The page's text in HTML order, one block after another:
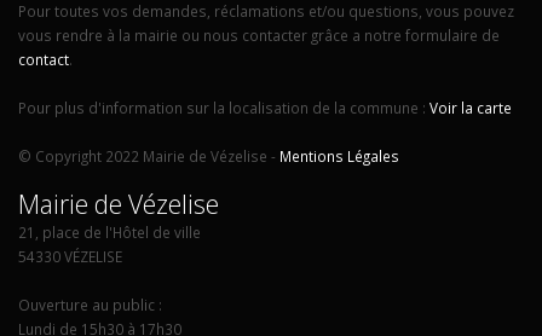
Pour toutes vos demandes, réclamations et/ou questions, vous pouvez
vous rendre à la mairie ou nous contacter grâce a notre formulaire de
contact.
Pour plus d'information sur la localisation de la commune : Voir la carte
© Copyright 2022 Mairie de Vézelise - Mentions Légales
Mairie de Vézelise
21, place de l'Hôtel de ville
54330 VÉZELISE
Ouverture au public :
Lundi de 15h30 à 17h30